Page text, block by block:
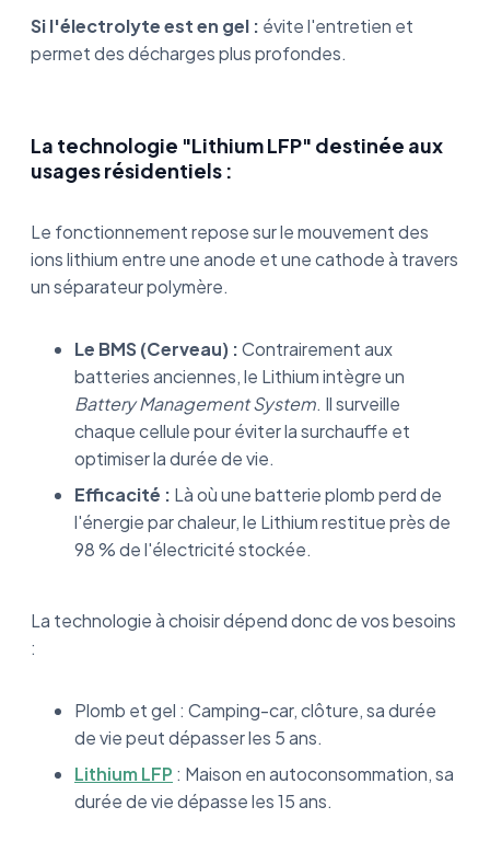
Si l'électrolyte est en gel : évite l'entretien et
permet des décharges plus profondes.
La technologie "Lithium LFP" destinée aux
usages résidentiels :
Le fonctionnement repose sur le mouvement des
ions lithium entre une anode et une cathode à travers
un séparateur polymère.
Le BMS (Cerveau) :Contrairement aux
batteries anciennes, le Lithium intègre un
Battery Management System. Il surveille
chaque cellule pour éviter la surchauffe et
optimiser la durée de vie.
Efficacité : Là où une batterie plomb perd de
l'énergie par chaleur, le Lithium restitue près de
98 % de l'électricité stockée.
La technologie à choisir dépend donc de vos besoins
:
Plomb et gel : Camping-car, clôture, sa durée
de vie peut dépasser les 5 ans.
Lithium LFP : Maison en autoconsommation, sa
durée de vie dépasse les 15 ans.